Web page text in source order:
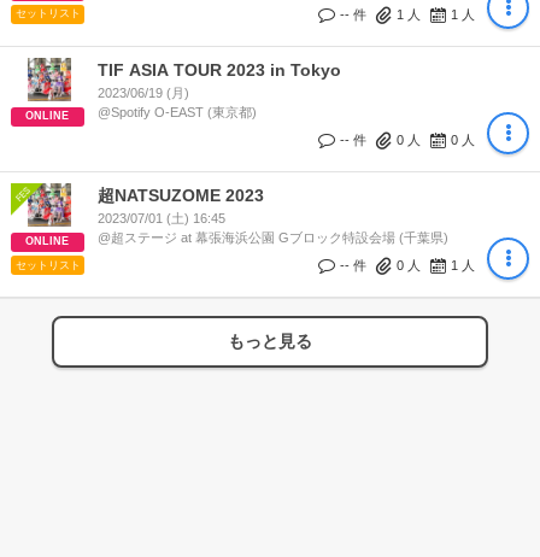
セットリスト
-- 件 1 人 1 人
ONLINE
TIF ASIA TOUR 2023 in Tokyo
2023/06/19 (月)
@Spotify O-EAST (東京都)
-- 件
0 人 0 人
ONLINE
セットリスト
超NATSUZOME 2023
2023/07/01 (土) 16:45
@超ステージ at 幕張海浜公園 Gブロック特設会場 (千葉県)
-- 件
0 人 1 人
もっと見る